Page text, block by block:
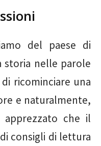
del paese di
storia nelle parole
ricominciare una
e naturalmente,
che il
consigli di lettura